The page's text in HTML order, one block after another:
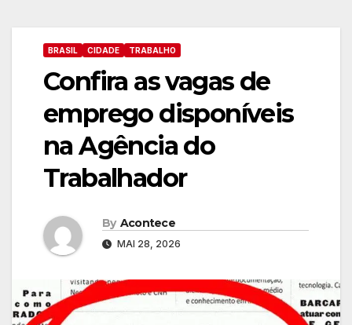
BRASIL CIDADE TRABALHO
Confira as vagas de
emprego disponíveis
na Agência do
Trabalhador
By Acontece
MAI 28, 2026